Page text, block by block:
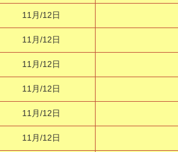
11月/12日
11月/12日
11月/12日
11月/12日
11月/12日
11月/12日